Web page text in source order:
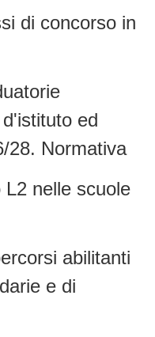
di concorso in
ed
28. Normativa
L2 nelle scuole
abilitanti
e di